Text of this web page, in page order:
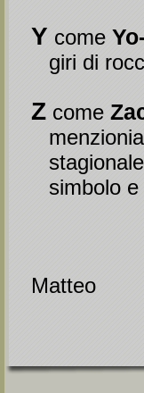
Y come
giri di
Z come
simbolo
Matteo